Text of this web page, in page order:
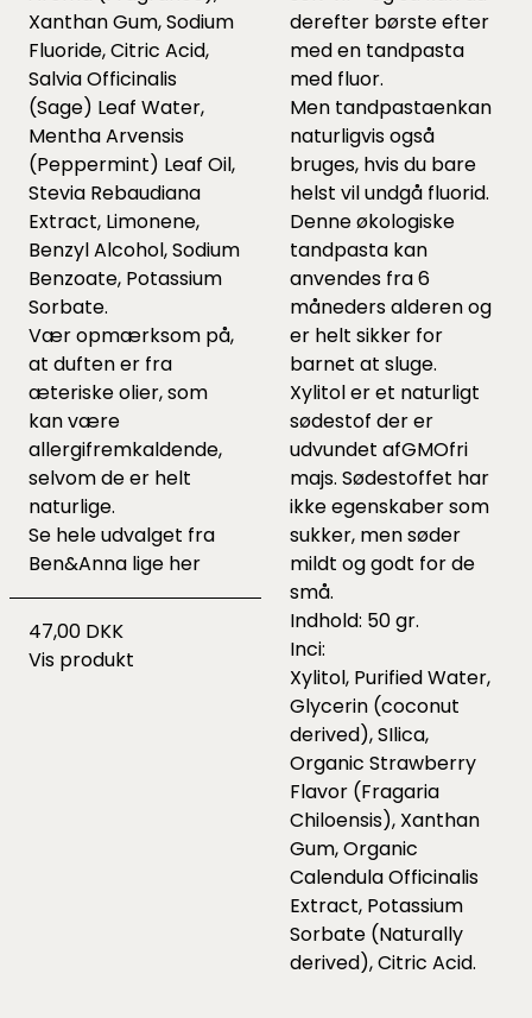
Xanthan Gum, Sodium
Fluoride, Citric Acid,
Salvia Officinalis
(Sage) Leaf Water,
Mentha Arvensis
(Peppermint) Leaf Oil,
Stevia Rebaudiana
Extract, Limonene,
Benzyl Alcohol, Sodium
Benzoate, Potassium
Sorbate.
Vær opmærksom på,
at duften er fra
æteriske olier, som
kan være
allergifremkaldende,
selvom de er helt
naturlige.
Se hele udvalget fra
Ben&Anna lige her
47,00 DKK
Vis produkt
derefter børste efter
med en tandpasta
med fluor.
Men tandpastaenkan
naturligvis også
bruges, hvis du bare
helst vil undgå fluorid.
Denne økologiske
tandpasta kan
anvendes fra 6
måneders alderen og
er helt sikker for
barnet at sluge.
Xylitol er et naturligt
sødestof der er
udvundet afGMOfri
majs. Sødestoffet har
ikke egenskaber som
sukker, men søder
mildt og godt for de
små.
Indhold: 50 gr.
Inci:
Xylitol, Purified Water,
Glycerin (coconut
derived), SIlica,
Organic Strawberry
Flavor (Fragaria
Chiloensis), Xanthan
Gum, Organic
Calendula Officinalis
Extract, Potassium
Sorbate (Naturally
derived), Citric Acid.